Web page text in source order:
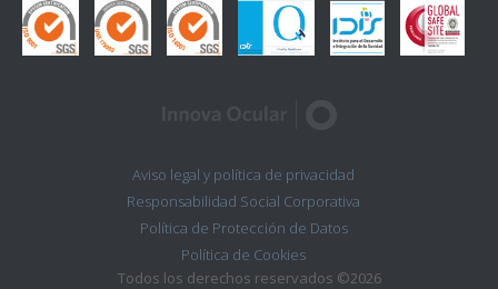
Aviso legal y política de privacidad
Responsabilidad Social Corporativa
Política de Protección de Datos
Política de Cookies
Todos los derechos reservados ©2026